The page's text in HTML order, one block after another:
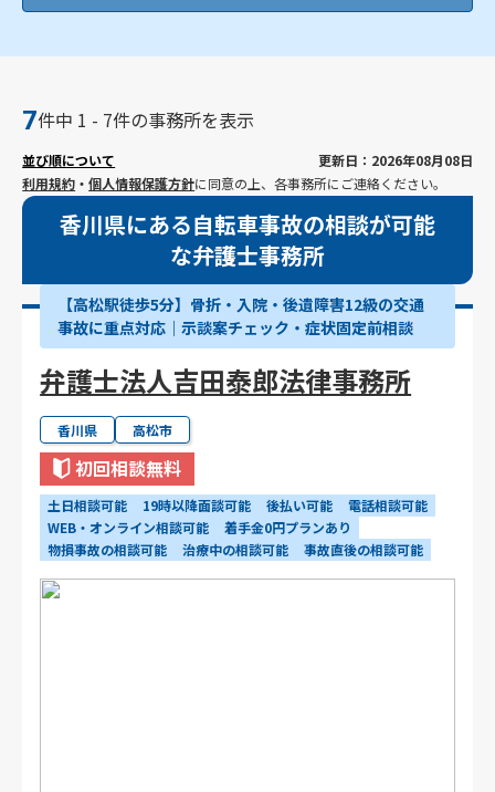
7件中 1 - 7件の事務所を表示
並び順について
更新日：2026年08月08日
利用規約 ・個人情報保護方針に同意の上、各事務所にご連絡ください。
香川県にある自転車事故の相談が可能
な弁護士事務所
【高松駅徒歩5分】骨折・入院・後遺障害12級の交通
事故に重点対応｜示談案チェック・症状固定前相談
弁護士法人吉田泰郎法律事務所
香川県 高松市
初回相談無料
土日相談可能 19時以降面談可能 後払い可能
電話相談可能
WEB・オンライン相談可能
着手金0円プランあり
物損事故の相談可能
治療中の相談可能 事故直後の相談可能